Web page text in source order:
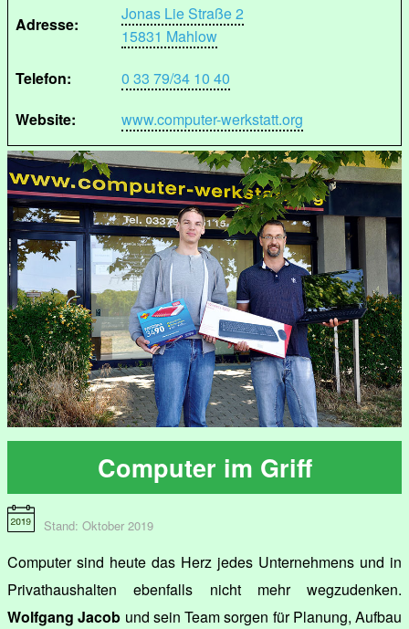
Adresse:
Jonas Lie Straße 2
15831 Mahlow
Telefon:
0 33 79/34 10 40
Website:
www.computer-werkstatt.org
Computer im Griff
Stand: Oktober 2019
Computer sind heute das Herz jedes Unternehmens und in
Privathaushalten ebenfalls nicht mehr wegzudenken.
Wolfgang Jacob und sein Team sorgen für Planung, Aufbau